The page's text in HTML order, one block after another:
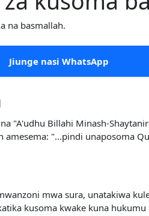
na basmallah.
Jiunge nasi WhatsApp
"A'udhu Billahi Minash-
"...pindi unaposoma
mwa sura, unatakiwa
kusoma kwake kuna